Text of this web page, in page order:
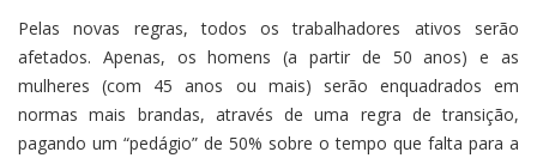
Pelas novas regras, todos os trabalhadores ativos serão
afetados. Apenas, os homens (a partir de 50 anos) e as
mulheres (com 45 anos ou mais) serão enquadrados em
normas mais brandas, através de uma regra de transição,
pagando um “pedágio” de 50% sobre o tempo que falta para a